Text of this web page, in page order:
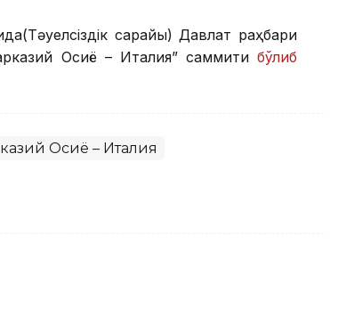
сарайы) Давлат раҳбари
Осиё – Италия” саммити бўлиб
Осиё – Италия